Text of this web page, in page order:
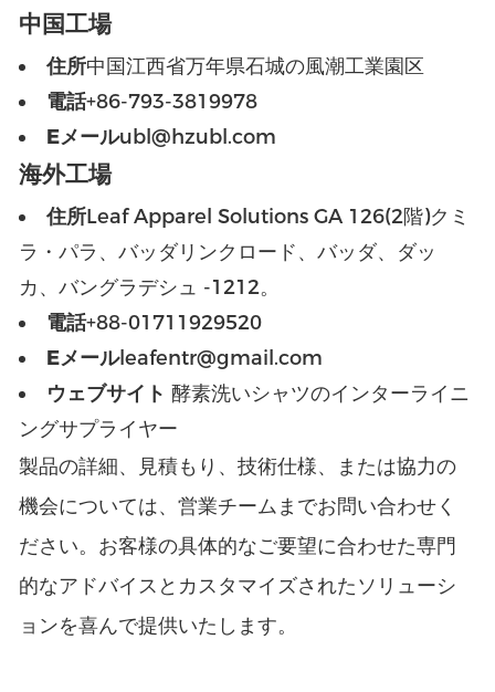
中国工場
住所中国江西省万年県石城の風潮工業園区
電話+86-793-3819978
Eメールubl@hzubl.com
海外工場
住所Leaf Apparel Solutions GA 126(2階)クミ
ラ・パラ、バッダリンクロード、バッダ、ダッ
カ、バングラデシュ -1212。
電話+88-01711929520
Eメールleafentr@gmail.com
ウェブサイト 酵素洗いシャツのインターライニ
ングサプライヤー
製品の詳細、見積もり、技術仕様、または協力の
機会については、営業チームまでお問い合わせく
ださい。お客様の具体的なご要望に合わせた専門
的なアドバイスとカスタマイズされたソリューシ
ョンを喜んで提供いたします。